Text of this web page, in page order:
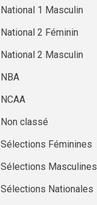
National 1 Masculin
National 2 Féminin
National 2 Masculin
NBA
NCAA
Non classé
Sélections Féminines
Sélections Masculines
Sélections Nationales